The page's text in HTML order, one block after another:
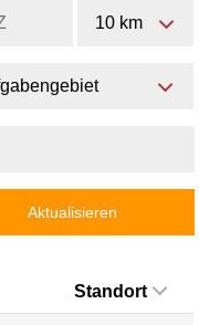
10 km
Aktualisieren
Standort